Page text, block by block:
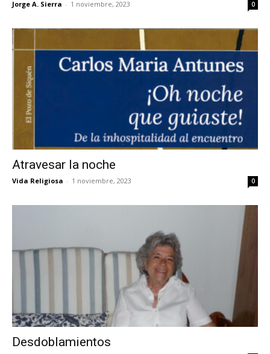
Jorge A. Sierra - 1 noviembre, 2023 0
Atravesar la noche
Vida Religiosa - 1 noviembre, 2023 0
Desdoblamientos